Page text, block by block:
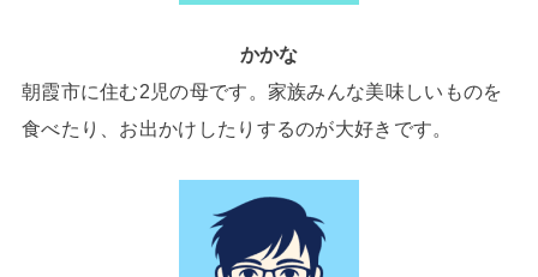
かかな
朝霞市に住む2児の母です。家族みんな美味しいものを
食べたり、お出かけしたりするのが大好きです。